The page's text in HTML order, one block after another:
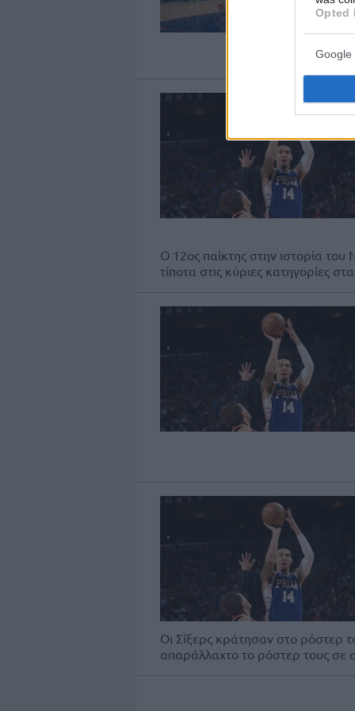
Opted
Google
Ο 12ος παίκτης στην ιστορία
τίποτα στις κύριες κατηγορίες
Οι Σίξερς κράτησαν στο ρόστερ
απαράλλαχτο το ρόστερ τους σε